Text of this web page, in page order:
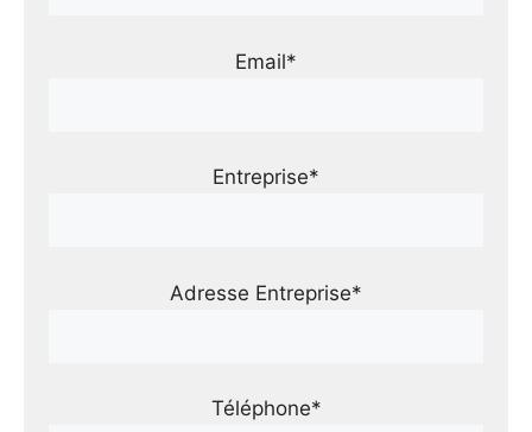
Email*
Entreprise*
Adresse Entreprise*
Téléphone*